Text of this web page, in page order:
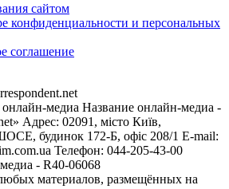
сайтом
конфиденциальности и персональных
соглашение
медиа Название онлайн-медиа -
Адрес: 02091, місто Київ,
будинок 172-Б, офіс 208/1 E-mail:
Телефон: 044-205-43-00
- R40-06068
материалов, размещённых на